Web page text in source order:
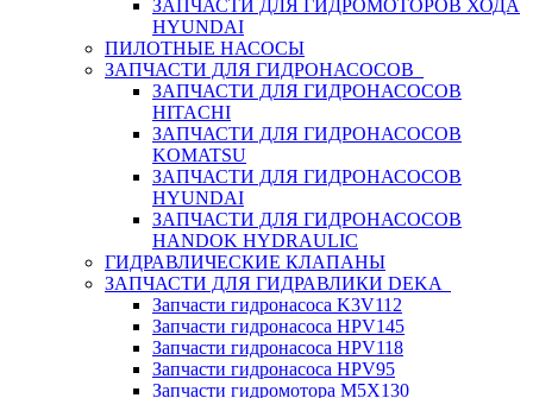
ЗАПЧАСТИ ДЛЯ ГИДРОМОТОРОВ ХОДА
HYUNDAI
ПИЛОТНЫЕ НАСОСЫ
ЗАПЧАСТИ ДЛЯ ГИДРОНАСОСОВ
ЗАПЧАСТИ ДЛЯ ГИДРОНАСОСОВ
HITACHI
ЗАПЧАСТИ ДЛЯ ГИДРОНАСОСОВ
KOMATSU
ЗАПЧАСТИ ДЛЯ ГИДРОНАСОСОВ
HYUNDAI
ЗАПЧАСТИ ДЛЯ ГИДРОНАСОСОВ
HANDOK HYDRAULIC
ГИДРАВЛИЧЕСКИЕ КЛАПАНЫ
ЗАПЧАСТИ ДЛЯ ГИДРАВЛИКИ DEKA
Запчасти гидронасоса K3V112
Запчасти гидронасоса HPV145
Запчасти гидронасоса HPV118
Запчасти гидронасоса HPV95
Запчасти гидромотора M5X130